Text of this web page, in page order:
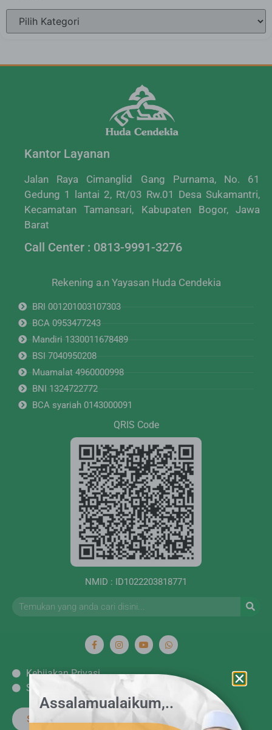
Kantor Layanan
Jalan Raya Cimanglid Gang Purnama, No. 61
Gedung 1 lantai 2, Rt/03 Rw.01 Desa Sukamantri,
Kecamatan Tamansari, Kabupaten Bogor, Jawa
Barat
Call Center : 0813-9991-3276
Rekening a.n Yayasan Huda Cendekia
BRI 001201003107303
BCA 0953477243
Mandiri 1330011678489
BSI 7040950208
Muamalat 4960000998
BNI 1324722772
BCA syariah 0143000091
QRIS Code
NMID : ID1022203818771
Kebijakan Privasi
Syarat dan ketentuan
Satu Amal Berjuta Kebikan
Assalamualaikum,..